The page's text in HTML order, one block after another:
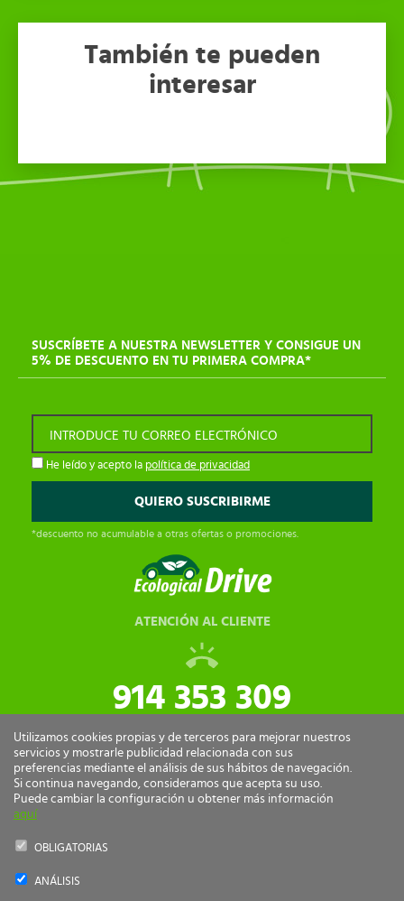
También te pueden
interesar
SUSCRÍBETE A NUESTRA NEWSLETTER Y CONSIGUE UN
5% DE DESCUENTO EN TU PRIMERA COMPRA*
INTRODUCE TU CORREO ELECTRÓNICO
He leído y acepto la política de privacidad
*descuento no acumulable a otras ofertas o promociones.
ATENCIÓN AL CLIENTE
914 353 309
tiendaonline@ecologicaldrive.com
Utilizamos cookies propias y de terceros para mejorar nuestros
servicios y mostrarle publicidad relacionada con sus
preferencias mediante el análisis de sus hábitos de navegación.
Si continua navegando, consideramos que acepta su uso.
Puede cambiar la configuración u obtener más información
aquí
OBLIGATORIAS
ANÁLISIS